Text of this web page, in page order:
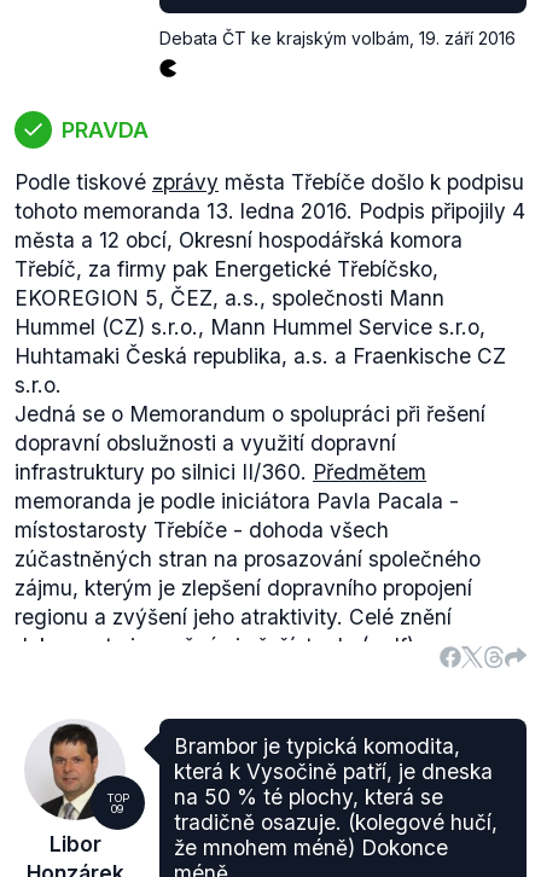
Debata ČT ke krajským volbám 19. září 2016
PRAVDA
Podle tiskové zprávy města Třebíče došlo k podpisu
tohoto memoranda 13. ledna 2016. Podpis připojily 4
města a 12 obcí, Okresní hospodářská komora
Třebíč, za firmy pak Energetické Třebíčsko,
EKOREGION 5, ČEZ, a.s., společnosti Mann
Hummel (CZ) s.r.o., Mann Hummel Service s.r.o,
Huhtamaki Česká republika, a.s. a Fraenkische CZ
s.r.o.
Jedná se o Memorandum o spolupráci při řešení
dopravní obslužnosti a využití dopravní
infrastruktury po silnici II/360. Předmětem
memoranda je podle iniciátora Pavla Pacala -
místostarosty Třebíče - dohoda všech
zúčastněných stran na prosazování společného
zájmu, kterým je zlepšení dopravního propojení
regionu a zvýšení jeho atraktivity. Celé znění
dokumentu je možné si přečíst
zde
(.pdf).
s postupem Kraje
náměstka Libora Joukla měla být pro napojení na
dálnici stěžejní silnice II/405. Třebíčsko však žádá o
zvýšení zájmu o opravu silnice II/360. Libor Joukl
reagovalna podpis memoranda a vyjádřil svou
nespokojenost s tím, že k jednání nebyl přizván.
TOP
09
Libor
Brambor je typická komodita,
která k Vysočině patří, je dneska
na 50 % té plochy, která se
tradičně osazuje. (kolegové hučí,
že mnohem méně) Dokonce